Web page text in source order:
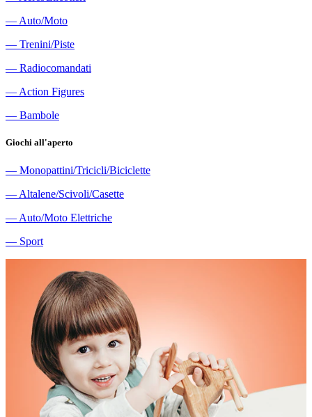
― Auto/Moto
― Trenini/Piste
― Radiocomandati
― Action Figures
― Bambole
Giochi all'aperto
― Monopattini/Tricicli/Biciclette
― Altalene/Scivoli/Casette
― Auto/Moto Elettriche
― Sport